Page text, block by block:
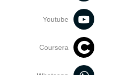
Youtube
Coursera